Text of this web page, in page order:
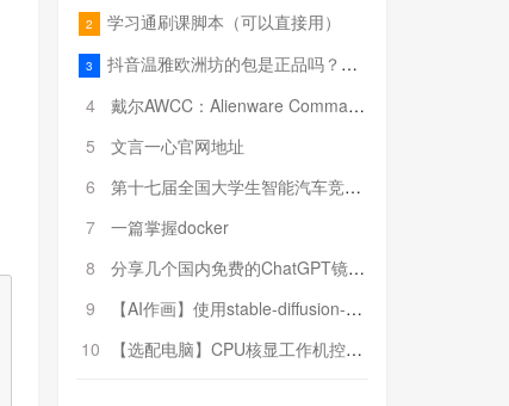
2 学习通刷课脚本（可以直接用）
3
抖音温雅欧洲坊的包是正品吗？温雅卖的包为啥那么便宜？
4
戴尔AWCC：Alienware Command Center 故障排除方法，里面附有超全详解呦，快来快来，欢迎观看~
5
文言一心官网地址
6
第十七届全国大学生智能汽车竞赛全国总决赛参赛队伍奖项公告
7
一篇掌握docker
8
分享几个国内免费的ChatGPT镜像网址(亲测有效-4月25日更新)
9
【AI作画】使用stable-diffusion-webui搭建AI作画平台
10
【选配电脑】CPU核显工作机控制预算5000